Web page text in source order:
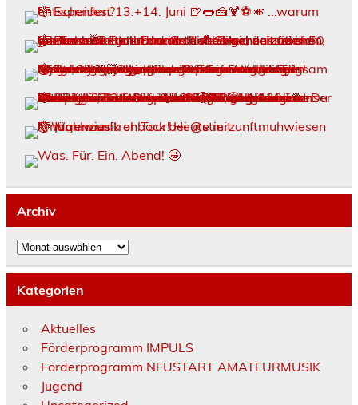
Archiv
Archiv
Kategorien
Aktuelles
Förderprogramm IMPULS
Förderprogramm NEUSTART AMATEURMUSIK
Jugend